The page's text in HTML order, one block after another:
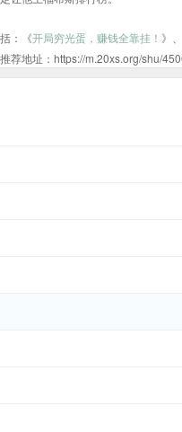
：《开局穷光蛋，赚钱全靠挂！ 》
荐地址：https://m.20xs.org/shu/